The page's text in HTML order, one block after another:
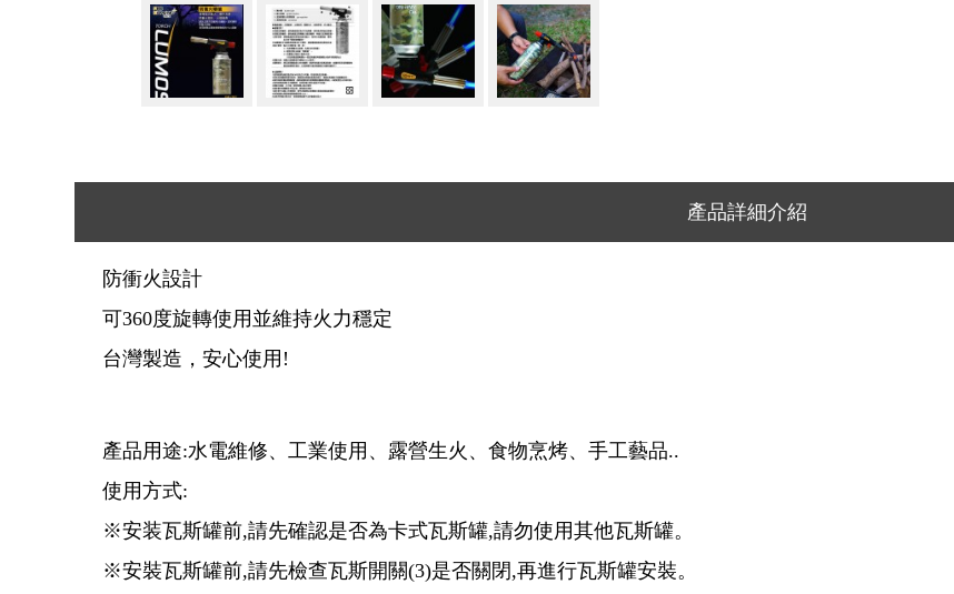
產品詳細介紹
防衝火設計
可360度旋轉使用並維持火力穩定
台灣製造，安心使用!
產品用途:水電維修、工業使用、露營生火、食物烹烤、手工藝品..
使用方式:
※安装瓦斯罐前,請先確認是否為卡式瓦斯罐,請勿使用其他瓦斯罐。
※安裝瓦斯罐前,請先檢查瓦斯開關(3)是否關閉,再進行瓦斯罐安裝。